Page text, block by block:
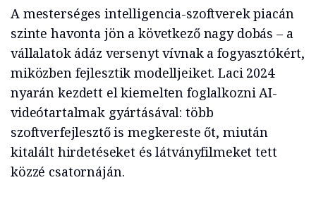
A mesterséges intelligencia-szoftverek piacán
szinte havonta jön a következő nagy dobás – a
vállalatok ádáz versenyt vívnak a fogyasztókért,
miközben fejlesztik modelljeiket. Laci 2024
nyarán kezdett el kiemelten foglalkozni AI-
videótartalmak gyártásával: több
szoftverfejlesztő is megkereste őt, miután
kitalált hirdetéseket és látványfilmeket tett
közzé csatornáján.